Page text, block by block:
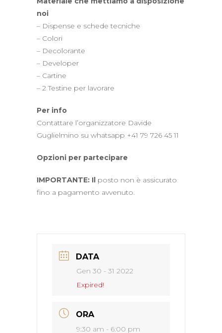
noi
– Dispense e schede tecniche
– Colori
– Decolorante
– Developer
– Cartine
– 2 Testine per lavorare
Per info
Contattare l’organizzatore Davide
Guglielmino su whatsapp +41 79 726 45 11
Opzioni per partecipare
IMPORTANTE: Il posto non è assicurato
fino a pagamento avvenuto.
DATA
Gen 30 - 31 2022
Expired!
ORA
9:30 am - 6:00 pm